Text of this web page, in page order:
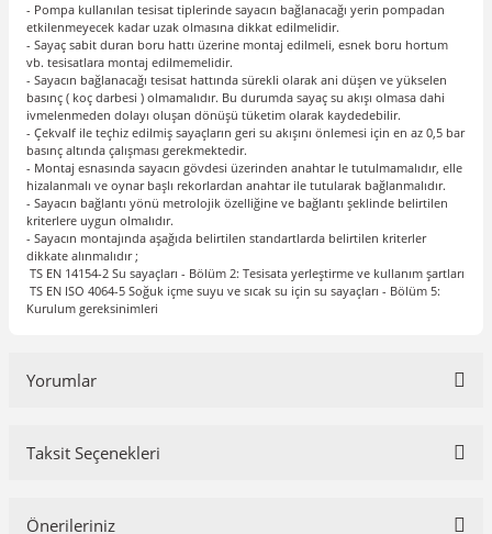
- Pompa kullanılan tesisat tiplerinde sayacın bağlanacağı yerin pompadan
etkilenmeyecek kadar uzak olmasına dikkat edilmelidir.
- Sayaç sabit duran boru hattı üzerine montaj edilmeli, esnek boru hortum
vb. tesisatlara montaj edilmemelidir.
- Sayacın bağlanacağı tesisat hattında sürekli olarak ani düşen ve yükselen
basınç ( koç darbesi ) olmamalıdır. Bu durumda sayaç su akışı olmasa dahi
ivmelenmeden dolayı oluşan dönüşü tüketim olarak kaydedebilir.
- Çekvalf ile teçhiz edilmiş sayaçların geri su akışını önlemesi için en az 0,5 bar
basınç altında çalışması gerekmektedir.
- Montaj esnasında sayacın gövdesi üzerinden anahtar le tutulmamalıdır, elle
hizalanmalı ve oynar başlı rekorlardan anahtar ile tutularak bağlanmalıdır.
- Sayacın bağlantı yönü metrolojik özelliğine ve bağlantı şeklinde belirtilen
kriterlere uygun olmalıdır.
- Sayacın montajında aşağıda belirtilen standartlarda belirtilen kriterler
dikkate alınmalıdır ;
TS EN 14154-2 Su sayaçları - Bölüm 2: Tesisata yerleştirme ve kullanım şartları
TS EN ISO 4064-5 Soğuk içme suyu ve sıcak su için su sayaçları - Bölüm 5:
Kurulum gereksinimleri
Yorumlar
Taksit Seçenekleri
Önerileriniz